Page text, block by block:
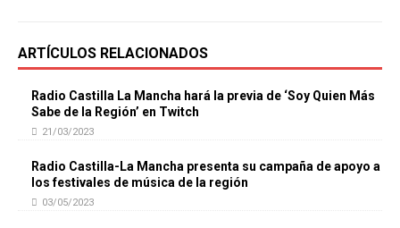
ARTÍCULOS RELACIONADOS
Radio Castilla La Mancha hará la previa de ‘Soy Quien Más
Sabe de la Región’ en Twitch
21/03/2023
Radio Castilla-La Mancha presenta su campaña de apoyo a
los festivales de música de la región
03/05/2023